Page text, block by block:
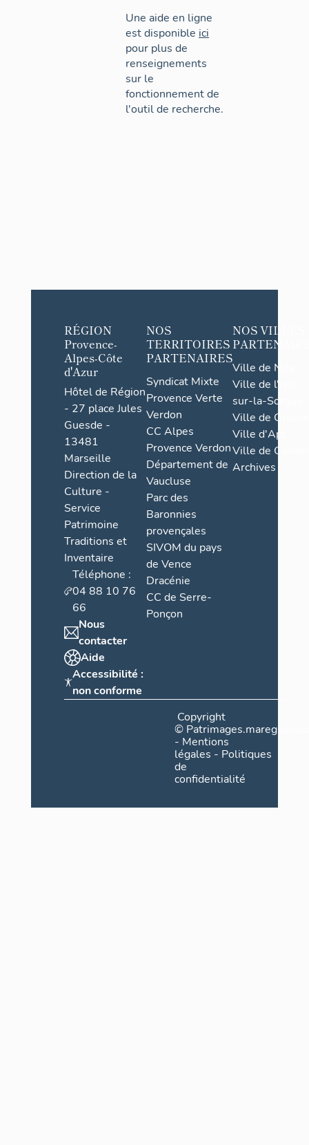
Une aide en ligne
est disponible ici
pour plus de
renseignements
sur le
fonctionnement de
l'outil de recherche.
RÉGION
Provence-
Alpes-Côte
d'Azur
Hôtel de Région
- 27 place Jules
Guesde -
13481
Marseille
Direction de la
Culture -
Service
Patrimoine
Traditions et
Inventaire
Téléphone :
04 88 10 76
66
Nous
contacter
Aide
Accessibilité :
non conforme
NOS
TERRITOIRES
PARTENAIRES
Syndicat Mixte
Provence Verte
Verdon
CC Alpes
Provence Verdon
Département de
Vaucluse
Parc des
Baronnies
provençales
SIVOM du pays
de Vence
Dracénie
CC de Serre-
Ponçon
NOS VILLES
Ville de Nice
Ville de l'Isle-
sur-la-Sorgue
Ville de Grasse
Ville d'Apt
Ville de
Archives
Copyright
©
- Mentions
légales - Politiques
de
confidentialité